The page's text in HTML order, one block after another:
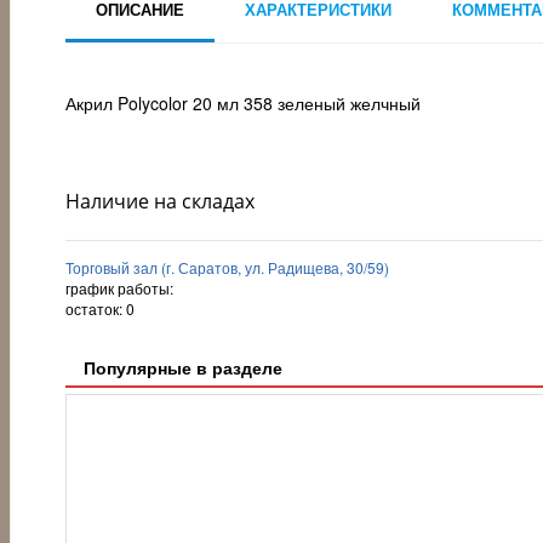
ОПИСАНИЕ ХАРАКТЕРИСТИКИ
Акрил Polycolor 20 мл 358 зеленый желчный
Наличие на складах
Торговый зал (г. Саратов, ул. Радищева, 30/59)
график работы:
остаток:0
Популярные в разделе